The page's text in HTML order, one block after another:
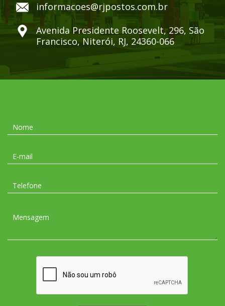
informacoes@rjpostos.com.br
Avenida Presidente Roosevelt, 296, São
Francisco, Niterói, RJ, 24360-066